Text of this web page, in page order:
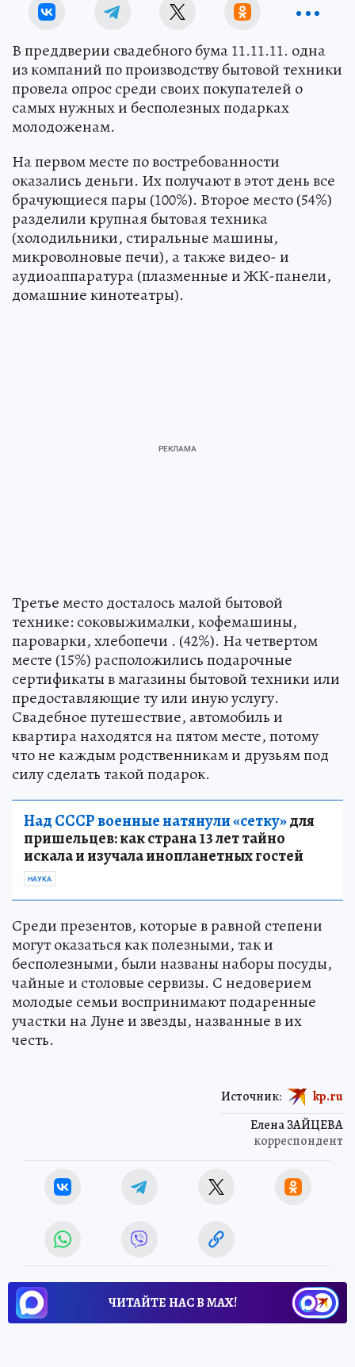
В преддверии свадебного бума 11.11.11. одна
из компаний по производству бытовой техники
провела опрос среди своих покупателей о
самых нужных и бесполезных подарках
молодоженам.
На первом месте по востребованности
оказались деньги. Их получают в этот день все
брачующиеся пары (100%). Второе место (54%)
разделили крупная бытовая техника
(холодильники, стиральные машины,
микроволновые печи), а также видео- и
аудиоаппаратура (плазменные и ЖК-панели,
домашние кинотеатры).
Третье место досталось малой бытовой
технике: соковыжималки, кофемашины,
пароварки, хлебопечи . (42%). На четвертом
месте (15%) расположились подарочные
сертификаты в магазины бытовой техники или
предоставляющие ту или иную услугу.
Свадебное путешествие, автомобиль и
квартира находятся на пятом месте, потому
что не каждым родственникам и друзьям под
силу сделать такой подарок.
Над СССР военные натянули «сетку»для
пришельцев: как страна 13 лет тайно
искала и изучала инопланетных гостей
НАУКА
Среди презентов, которые в равной степени
могут оказаться как полезными, так и
бесполезными, были названы наборы посуды,
чайные и столовые сервизы. С недоверием
молодые семьи воспринимают подаренные
участки на Луне и звезды, названные в их
честь.
Елена ЗАЙЦЕВА
корреспондент
Источник: kp.ru
ЧИТАЙТЕ НАС В МАХ!